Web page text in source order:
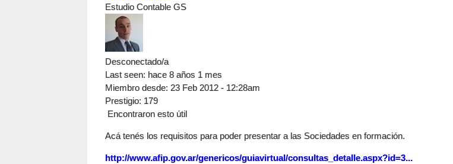
Estudio Contable GS
Desconectado/a
Last seen: hace 8 años 1 mes
Miembro desde: 23 Feb 2012 - 12:28am
Prestigio: 179
Encontraron esto útil
Acá tenés los requisitos para poder presentar a las Sociedades en formación.
http://www.afip.gov.ar/genericos/guiavirtual/consultas_detalle.aspx?id=3...